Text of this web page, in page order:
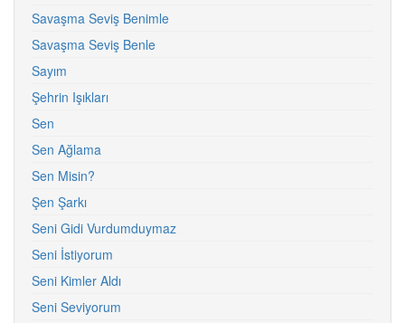
Savaşma Seviş Benimle
Savaşma Seviş Benle
Sayım
Şehrin Işıkları
Sen
Sen Ağlama
Sen Misin?
Şen Şarkı
Seni Gidi Vurdumduymaz
Seni İstiyorum
Seni Kimler Aldı
Seni Seviyorum